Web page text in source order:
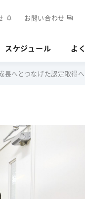
notifications お問い合わせ forum
スケジュール よ
長へとつなげた認定取得